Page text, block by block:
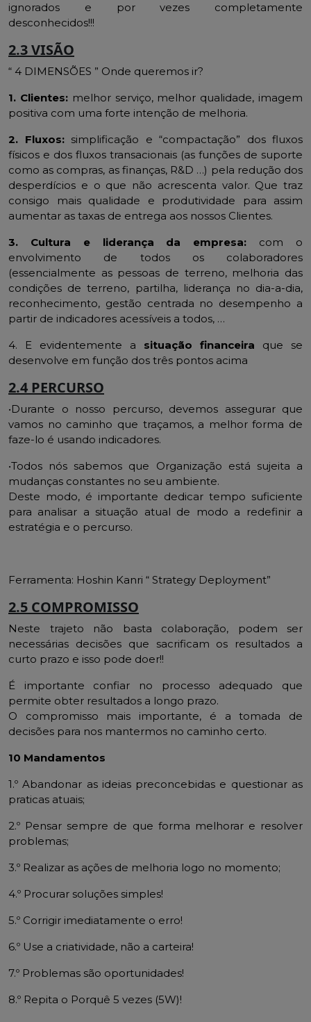
ignorados e por vezes completamente
desconhecidos!!!
2.3 VISÃO
“ 4 DIMENSÕES ” Onde queremos ir?
1. Clientes:melhor serviço, melhor qualidade, imagem
positiva com uma forte intenção de melhoria.
2. Fluxos:simplificação e “compactação” dos fluxos
físicos e dos fluxos transacionais (as funções de suporte
como as compras, as finanças, R&D …) pela redução dos
desperdícios e o que não acrescenta valor. Que traz
consigo mais qualidade e produtividade para assim
aumentar as taxas de entrega aos nossos Clientes.
3. Cultura e liderança da empresa: com o
envolvimento de todos os colaboradores
(essencialmente as pessoas de terreno, melhoria das
condições de terreno, partilha, liderança no dia-a-dia,
reconhecimento, gestão centrada no desempenho a
partir de indicadores acessíveis a todos, …
4. E evidentemente a situação financeira que se
desenvolve em função dos três pontos acima
2.4 PERCURSO
•Durante o nosso percurso, devemos assegurar que
vamos no caminho que traçamos, a melhor forma de
faze-lo é usando indicadores.
•Todos nós sabemos que Organização está sujeita a
mudanças constantes no seu ambiente.
Deste modo, é importante dedicar tempo suficiente
para analisar a situação atual de modo a redefinir a
estratégia e o percurso.
Ferramenta: Hoshin Kanri “ Strategy Deployment”
2.5 COMPROMISSO
Neste trajeto não basta colaboração, podem ser
necessárias decisões que sacrificam os resultados a
curto prazo e isso pode doer!!
É importante confiar no processo adequado que
permite obter resultados a longo prazo.
O compromisso mais importante, é a tomada de
decisões para nos mantermos no caminho certo.
10 Mandamentos
1.º Abandonar as ideias preconcebidas e questionar as
praticas atuais;
2.º Pensar sempre de que forma melhorar e resolver
problemas;
3.º Realizar as ações de melhoria logo no momento;
4.º Procurar soluções simples!
5.º Corrigir imediatamente o erro!
6.º Use a criatividade, não a carteira!
7.º Problemas são oportunidades!
8.º Repita o Porquê 5 vezes (5W)!